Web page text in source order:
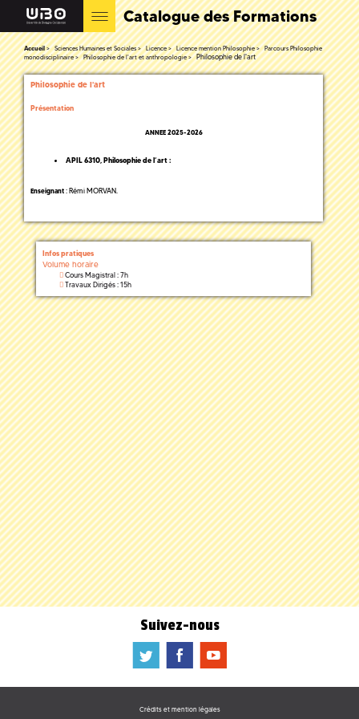
Catalogue des Formations
Accueil Sciences Humaines et Sociales Licence Licence mention Philosophie
Parcours Philosophie
monodisciplinaire
Philosophie de l'art et anthropologie Philosophie de l'art
Philosophie de l'art
Présentation
ANNEE 2025-2026
APIL 6310, Philosophie de l’art:
Enseignant : Rémi MORVAN.
Infos pratiques
Volume horaire
Cours Magistral : 7h
Travaux Dirigés : 15h
Suivez-nous
a b f
Crédits et mention légales